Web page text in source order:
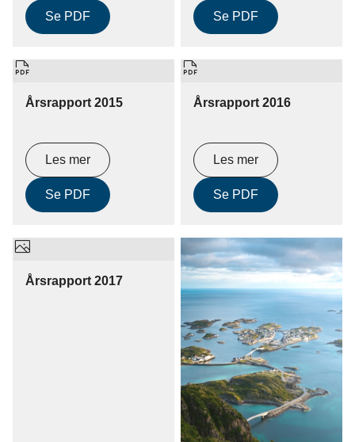
Se PDF Se PDF
Årsrapport 2015
Les mer
Se PDF
Årsrapport 2016
Les mer
Se PDF
Årsrapport 2017